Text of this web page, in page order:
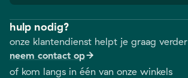
hulp nodig?
onze klantendienst helpt je graag verder
neem contact op
of kom langs in één van onze winkels